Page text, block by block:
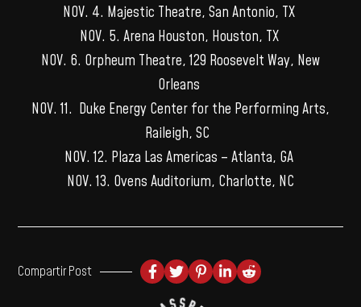
NOV. 4. Majestic Theatre, San Antonio, TX
NOV. 5. Arena Houston, Houston, TX
NOV. 6. Orpheum Theatre, 129 Roosevelt Way, New
Orleans
NOV. 11. Duke Energy Center for the Performing Arts,
Raileigh, SC
NOV. 12. Plaza Las Americas – Atlanta, GA
NOV. 13. Ovens Auditorium, Charlotte, NC
Compartir Post